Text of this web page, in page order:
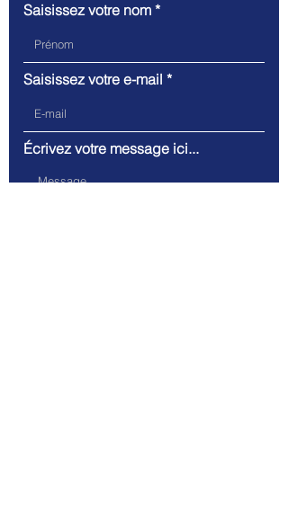
Saisissez votre nom
Saisissez votre e-mail
Écrivez votre message ici...